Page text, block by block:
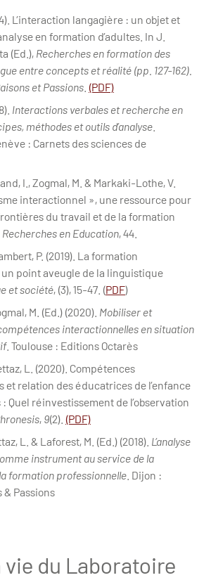
L’interaction langagière : un objet et
en formation d’adultes. In J.
(Ed.), Recherches en formation des
entre concepts et réalité (pp. 127-162).
et Passions (PDF)
Interactions verbales et recherche en
méthodes et outils d’analyse
: Carnets des sciences de
I., Zogmal, M. & Markaki-Lothe, V.
interactionnel », une ressource pour
du travail et de la formation
Recherches en Education, 44.
P. (2019). La formation
point aveugle de la linguistique
et société, (3), 15-47. (PDF)
M. (Ed.) (2020). Mobiliser et
interactionnelles en situation
. Toulouse : Editions Octarès
L. (2020). Compétences
et relation des éducatrices de l’enfance
Quel réinvestissement de l’observation
, 9(2). (PDF)
L. & Laforest, M. (Ed.) (2018). L’analyse
instrument au service de la
formation professionnelle . Dijon :
& Passions
vie du Laboratoire